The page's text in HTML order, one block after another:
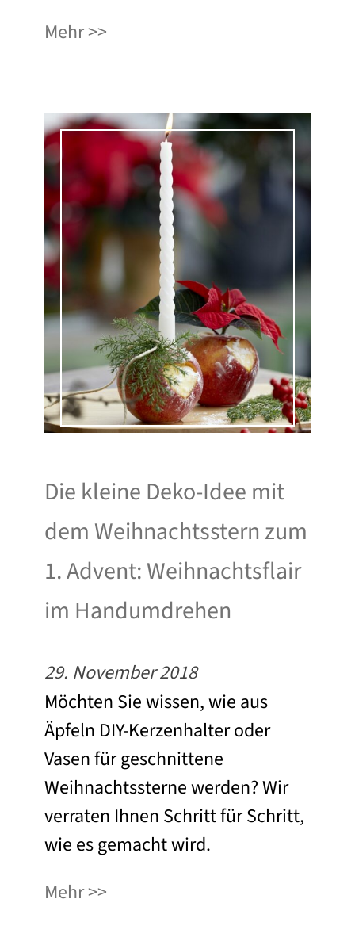
Mehr
Die kleine Deko-Idee mit
dem Weihnachtsstern zum
1. Advent: Weihnachtsflair
im Handumdrehen
29. November 2018
Möchten Sie wissen, wie aus
Äpfeln DIY-Kerzenhalter oder
Vasen für geschnittene
Weihnachtssterne werden? Wir
verraten Ihnen Schritt für Schritt,
wie es gemacht wird.
Mehr